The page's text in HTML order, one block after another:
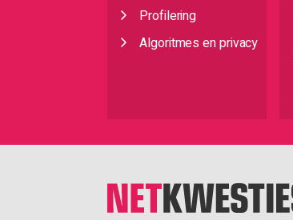
Profilering
Algoritmes en privacy